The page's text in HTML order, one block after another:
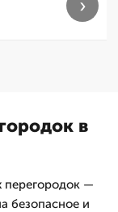
›
в
—
безопасное и